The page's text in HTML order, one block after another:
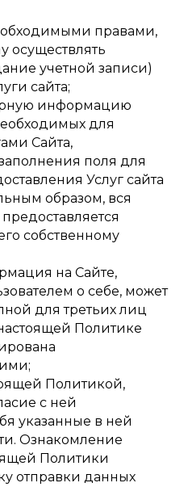
правами,
осуществлять
учетной записи)
сайта;
информацию
для
Сайта,
поля для
Услуг сайта
образом, вся
собственному
на Сайте,
о себе, может
для третьих лиц
Политике
Политикой,
с ней
указанные в ней
Ознакомление
Политики
отправки данных